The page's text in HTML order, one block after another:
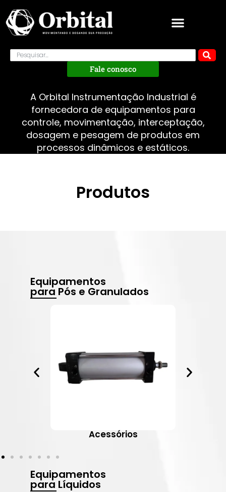
Fale conosco
A Orbital Instrumentação Industrial é
fornecedora de equipamentos para
controle, movimentação, interceptação,
dosagem e pesagem de produtos em
processos dinâmicos e estáticos.
Produtos
Equipamentos
para Pós e Granulados
Acessórios
Equipamentos
para Líquidos